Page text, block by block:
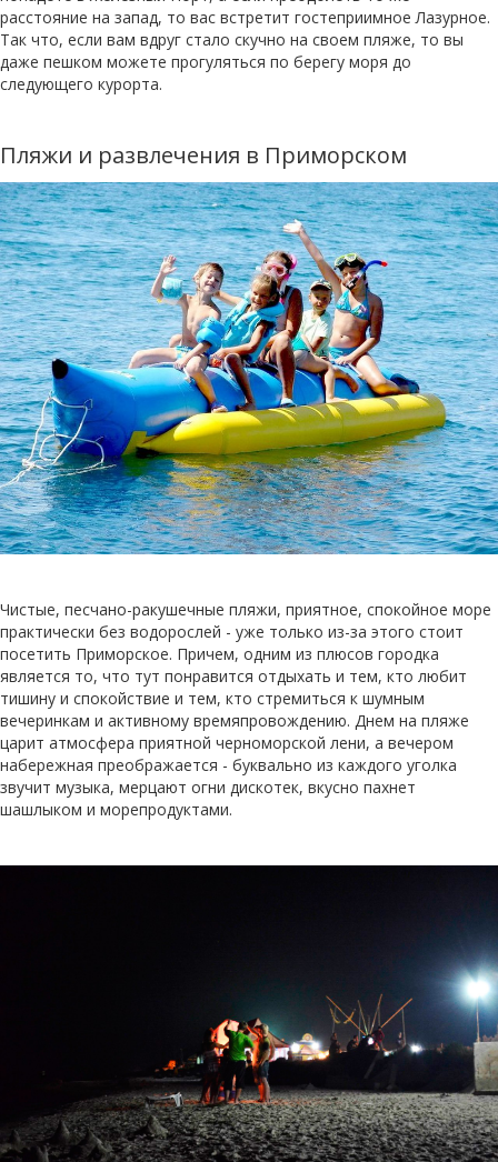
расстояние на запад, то вас встретит гостеприимное Лазурное.
Так что, если вам вдруг стало скучно на своем пляже, то вы
даже пешком можете прогуляться по берегу моря до
следующего курорта.
Пляжи и развлечения в Приморском
Чистые, песчано-ракушечные пляжи, приятное, спокойное море
практически без водорослей - уже только из-за этого стоит
посетить Приморское. Причем, одним из плюсов городка
является то, что тут понравится отдыхать и тем, кто любит
тишину и спокойствие и тем, кто стремиться к шумным
вечеринкам и активному времяпровождению. Днем на пляже
царит атмосфера приятной черноморской лени, а вечером
набережная преображается - буквально из каждого уголка
звучит музыка, мерцают огни дискотек, вкусно пахнет
шашлыком и морепродуктами.